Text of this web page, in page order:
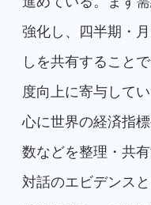
強化し、四半期・
しを共有すること
度向上に寄与して
心に世界の経済指
数などを整理・共
対話のエビデンス